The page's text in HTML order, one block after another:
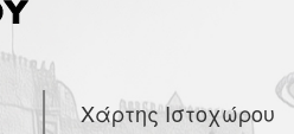
Χάρτης Ιστοχώρου